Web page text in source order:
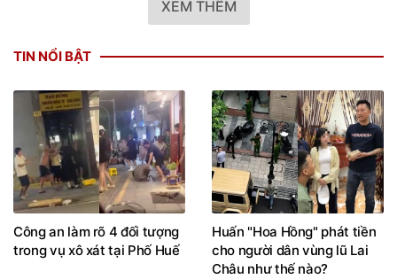
XEM THÊM
TIN NỔI BẬT
Công an làm rõ 4 đối tượng
trong vụ xô xát tại Phố Huế
Huấn "Hoa Hồng" phát tiền
cho người dân vùng lũ Lai
Châu như thế nào?